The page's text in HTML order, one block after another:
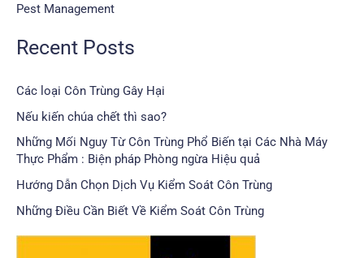
Pest Management
Recent Posts
Các loại Côn Trùng Gây Hại
Nếu kiến chúa chết thì sao?
Những Mối Nguy Từ Côn Trùng Phổ Biến tại Các Nhà Máy
Thực Phẩm : Biện pháp Phòng ngừa Hiệu quả
Hướng Dẫn Chọn Dịch Vụ Kiểm Soát Côn Trùng
Những Điều Cần Biết Về Kiểm Soát Côn Trùng